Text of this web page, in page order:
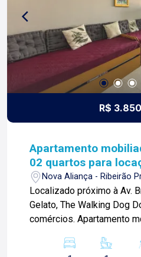
R$
Apartamento
02 quartos para
Aliança
Nova Aliança - Ribeirão
Localizado próximo à Av.
Gelato, The Walking Dog
comércios. Apartamento mobiliado de 63m² com:
lavabo; -01 banheiro